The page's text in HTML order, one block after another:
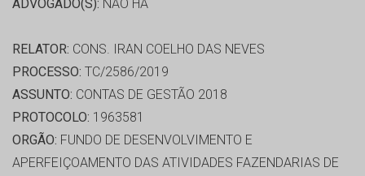
ADVOGADO(S): NÃO HÁ
RELATOR: CONS. IRAN COELHO DAS NEVES
PROCESSO: TC/2586/2019
ASSUNTO: CONTAS DE GESTÃO 2018
PROTOCOLO: 1963581
ORGÃO: FUNDO DE DESENVOLVIMENTO E
APERFEIÇOAMENTO DAS ATIVIDADES FAZENDARIAS DE